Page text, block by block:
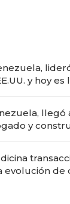
y hoy
llegó
y
evolución de